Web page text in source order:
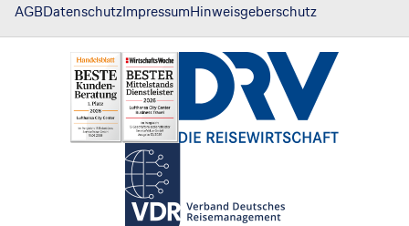
AGBDatenschutzImpressumHinweisgeberschutz